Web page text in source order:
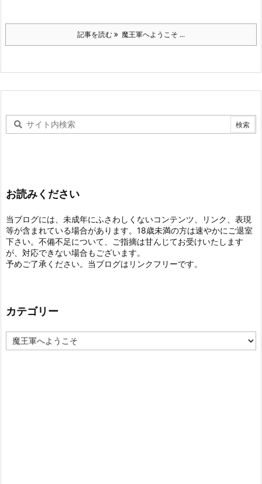
記事を読む 魔王軍へようこそ ...
お読みください
当ブログには、未成年にふさわしくないコンテンツ、リンク、表現
等が含まれている場合があります。18歳未満の方は速やかにご退室
下さい。不備不足について、ご指摘は甘んじてお受けいたします
が、対応できない場合もございます。
予めご了承ください。当ブログはリンクフリーです。
カテゴリー
カ
テ